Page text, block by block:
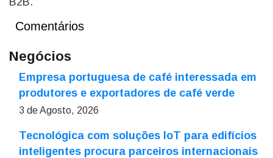
Comentários
Negócios
Empresa portuguesa de café interessada em
produtores e exportadores de café verde
3 de Agosto, 2026
Tecnológica com soluções IoT para edifícios
inteligentes procura parceiros internacionais